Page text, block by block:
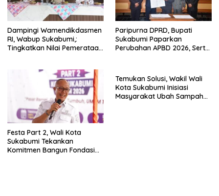
Dampingi Wamendikdasmen
RI, Wabup Sukabumi,:
Tingkatkan Nilai Pemerataan
Paripurna DPRD, Bupati
Sukabumi Paparkan
Perubahan APBD 2026, Serta
Festa Part 2, Wali Kota
Sukabumi Tekankan
Komitmen Bangun Fondasi
Temukan Solusi, Wakil Wali
Kota Sukabumi Inisiasi
Masyarakat Ubah Sampah